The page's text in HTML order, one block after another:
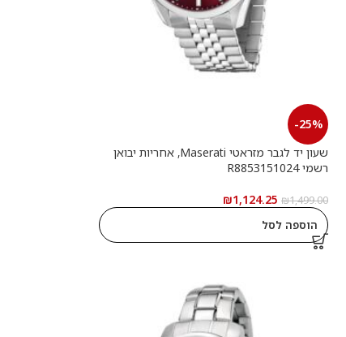
-25%
שעון יד לגבר מזראטי Maserati, אחריות יבואן
רשמי R8853151024
₪1,499.00
₪1,124.25
הוספה לסל